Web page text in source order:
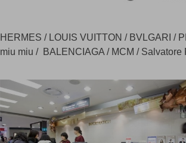
HERMES / LOUIS VUITTON / BVLGARI /
miu miu / BALENCIAGA / MCM / Salvatore